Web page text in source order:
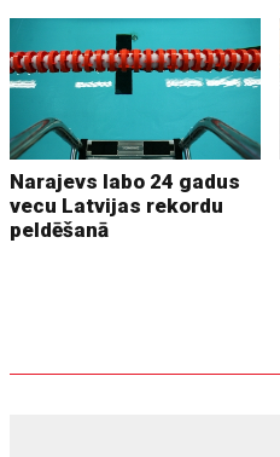
Narajevs labo 24 gadus
vecu Latvijas rekordu
peldēšanā